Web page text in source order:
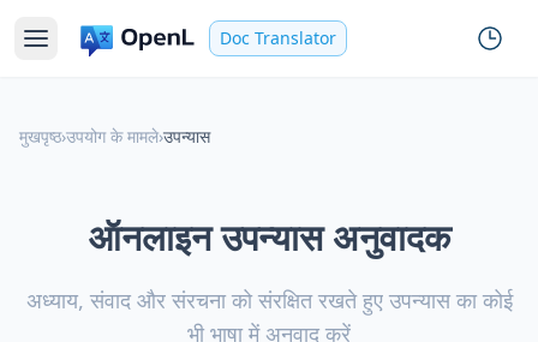
Doc Translator
मुखपृष्ठ›उपयोग के मामले›उपन्यास
ऑनलाइन उपन्यास अनुवादक
अध्याय, संवाद और संरचना को संरक्षित रखते हुए उपन्यास का कोई
भी भाषा में अनुवाद करें